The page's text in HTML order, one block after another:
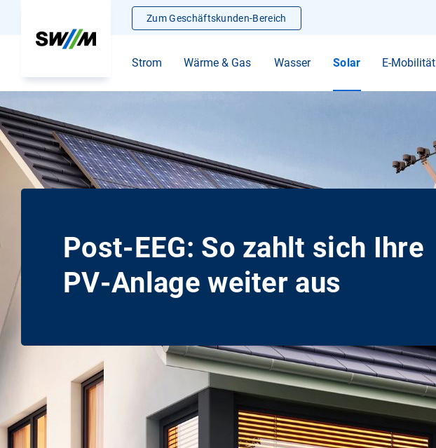
Zum Geschäftskunden-Bereich
Strom Wärme & Gas Wasser Solar E-Mobilität
Post-EEG: So zahlt sich Ihre
PV‑Anlage weiter aus